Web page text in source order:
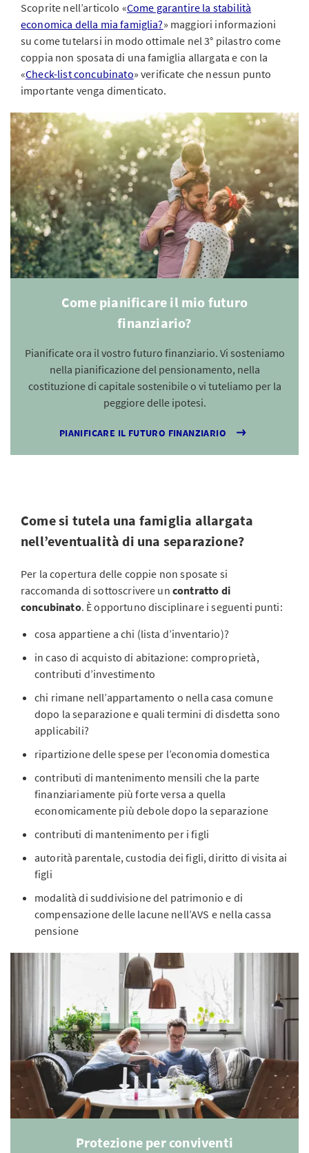
Scoprite nell’articolo «Come garantire la stabilità
economica della mia famiglia?» maggiori informazioni
su come tutelarsi in modo ottimale nel 3° pilastro come
coppia non sposata di una famiglia allargata e con la
«Check-list concubinato» verificate che nessun punto
importante venga dimenticato.
Come pianificare il mio futuro
finanziario?
Pianificate ora il vostro futuro finanziario. Vi sosteniamo
nella pianificazione del pensionamento, nella
costituzione di capitale sostenibile o vi tuteliamo per la
peggiore delle ipotesi.
PIANIFICARE IL FUTURO FINANZIARIO
Come si tutela una famiglia allargata
nell’eventualità di una separazione?
Per la copertura delle coppie non sposate si
raccomanda di sottoscrivere un contratto di
concubinato. È opportuno disciplinare i seguenti punti:
cosa appartiene a chi (lista d’inventario)?
in caso di acquisto di abitazione: comproprietà,
contributi d’investimento
chi rimane nell’appartamento o nella casa comune
dopo la separazione e quali termini di disdetta sono
applicabili?
ripartizione delle spese per l’economia domestica
contributi di mantenimento mensili che la parte
finanziariamente più forte versa a quella
economicamente più debole dopo la separazione
contributi di mantenimento per i figli
autorità parentale, custodia dei figli, diritto di visita ai
figli
modalità di suddivisione del patrimonio e di
compensazione delle lacune nell’AVS e nella cassa
pensione
Protezione per conviventi